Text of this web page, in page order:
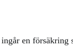
en försäkring